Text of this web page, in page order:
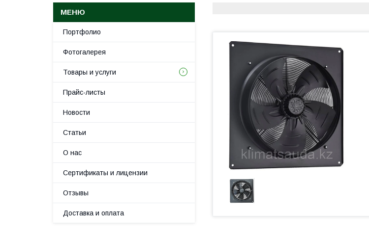
Портфолио
Фотогалерея
Товары и услуги
Прайс-листы
Новости
Статьи
О нас
Сертификаты и лицензии
Отзывы
Доставка и оплата